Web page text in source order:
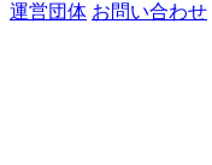
運営団体 お問い合わせ